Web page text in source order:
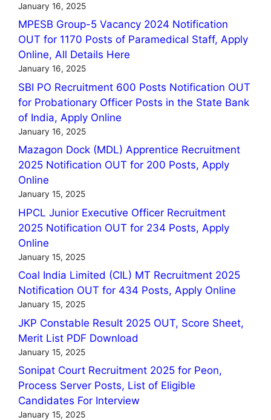
January 16, 2025
MPESB Group-5 Vacancy 2024 Notification
OUT for 1170 Posts of Paramedical Staff, Apply
Online, All Details Here
January 16, 2025
SBI PO Recruitment 600 Posts Notification OUT
for Probationary Officer Posts in the State Bank
of India, Apply Online
January 16, 2025
Mazagon Dock (MDL) Apprentice Recruitment
2025 Notification OUT for 200 Posts, Apply
Online
January 15, 2025
HPCL Junior Executive Officer Recruitment
2025 Notification OUT for 234 Posts, Apply
Online
January 15, 2025
Coal India Limited (CIL) MT Recruitment 2025
Notification OUT for 434 Posts, Apply Online
January 15, 2025
JKP Constable Result 2025 OUT, Score Sheet,
Merit List PDF Download
January 15, 2025
Sonipat Court Recruitment 2025 for Peon,
Process Server Posts, List of Eligible
Candidates For Interview
January 15, 2025